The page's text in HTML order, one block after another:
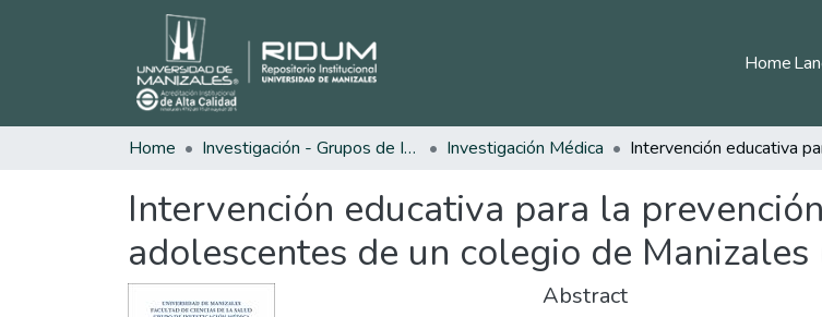
Home
Home Investigación - Grupos de Investigación Investigación Médica
Intervención educativa para la
adolescentes de un colegio de Manizales
Abstract